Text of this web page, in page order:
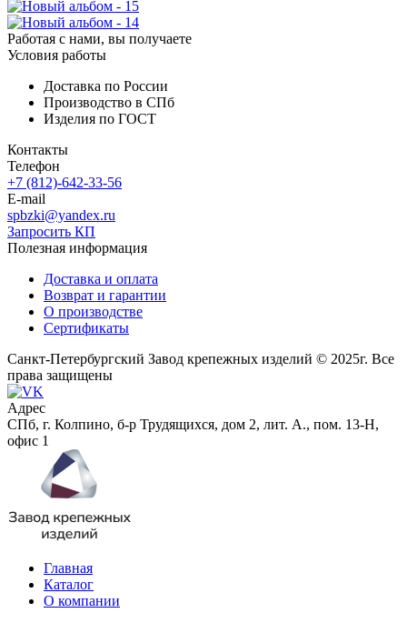
Работая с нами, вы получаете
Условия работы
Доставка по России
Производство в СПб
Изделия по ГОСТ
Контакты
Телефон
+7 (812)-642-33-56
E-mail
spbzki@yandex.ru
Запросить КП
Полезная информация
Доставка и оплата
Возврат и гарантии
О производстве
Сертификаты
Санкт-Петербургский Завод крепежных изделий © 2025г. Все
права защищены
Адрес
СПб, г. Колпино, б-р Трудящихся, дом 2, лит. А., пом. 13-Н,
офис 1
Главная
Каталог
О компании